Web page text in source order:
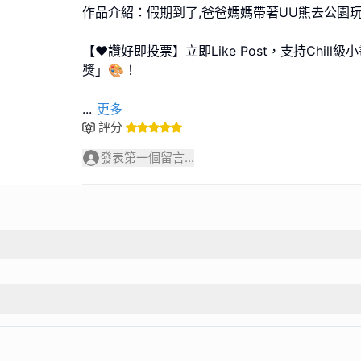
作品介紹：假期到了,爸爸媽媽帶著UU熊去公園
【❤️讚好即投票】立即Like Post，支持Chill級
獎」🎨！
... 更多
評分
發表第一個留言...